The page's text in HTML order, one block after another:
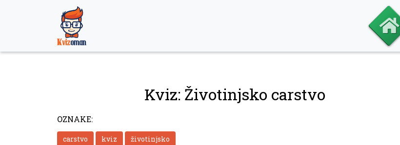
Kviz: Životinjsko carstvo
OZNAKE:
carstvo kviz životinjsko